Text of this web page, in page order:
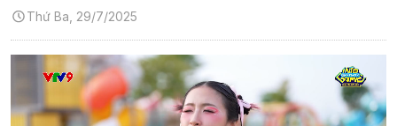
Thứ Ba, 29/7/2025